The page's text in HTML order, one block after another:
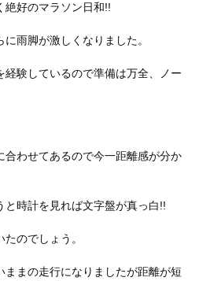
絶好のマラソン日和!!
雨脚が激しくなりました。
経験しているので準備は万全、ノー
合わせてあるので今一距離感が分か
と時計を見れば文字盤が真っ白!!
のでしょう。
まの走行になりましたが距離が短